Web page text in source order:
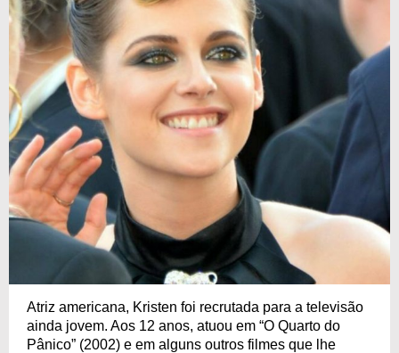
Atriz americana, Kristen foi recrutada para a televisão
ainda jovem. Aos 12 anos, atuou em “O Quarto do
Pânico” (2002) e em alguns outros filmes que lhe